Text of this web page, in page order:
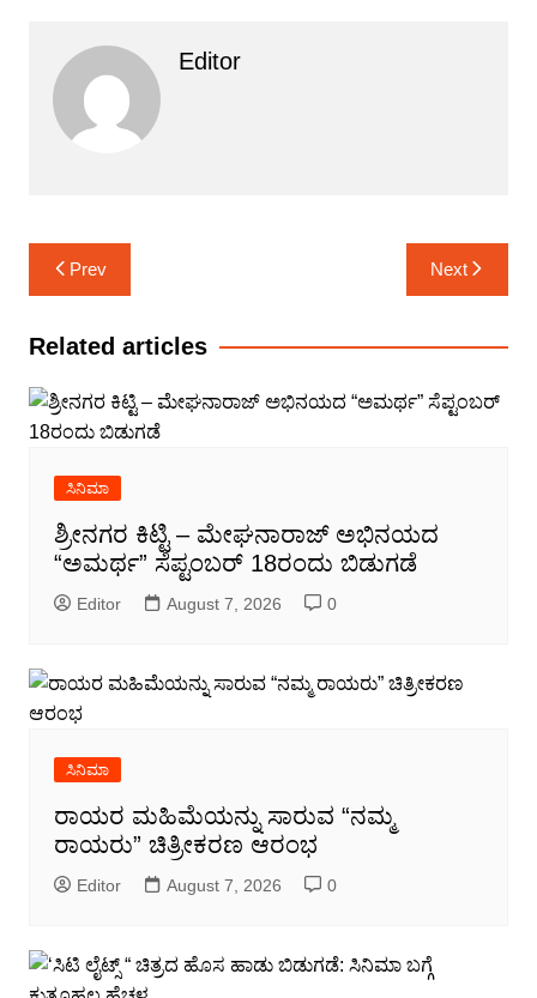
Editor
Post
navigation
Prev Next
Related articles
ಸಿನಿಮಾ
ಶ್ರೀನಗರ ಕಿಟ್ಟಿ – ಮೇಘನಾರಾಜ್ ಅಭಿನಯದ
“ಅಮರ್ಥ” ಸೆಪ್ಟಂಬರ್ 18ರಂದು ಬಿಡುಗಡೆ
Editor August 7, 2026 0
ಸಿನಿಮಾ
ರಾಯರ ಮಹಿಮೆಯನ್ನು ಸಾರುವ “ನಮ್ಮ
ರಾಯರು” ಚಿತ್ರೀಕರಣ ಆರಂಭ
Editor August 7, 2026 0